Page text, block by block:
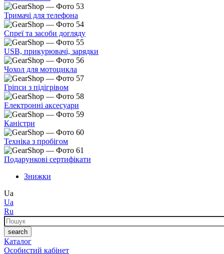
Тримачі для телефона
Спреї та засоби догляду
USB, прикурювачі, зарядки
Чохол для мотоцикла
Гріпси з підігрівом
Електронні аксесуари
Каністри
Техніка з пробігом
Подарункові сертифікати
Знижки
Ua
Ua
Ru
Пошук
search
Каталог
Особистий кабінет